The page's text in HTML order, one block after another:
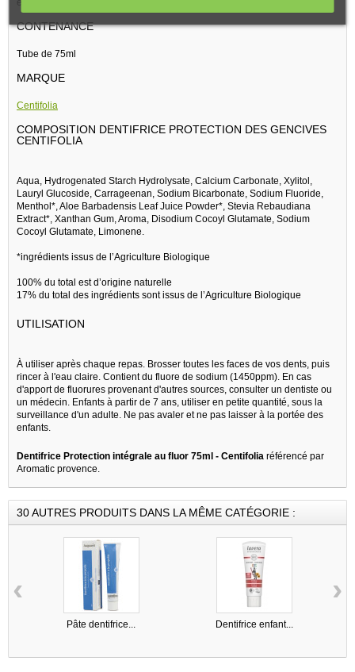
CONTENANCE
Tube de 75ml
MARQUE
Centifolia
COMPOSITION DENTIFRICE PROTECTION DES GENCIVES
CENTIFOLIA
Aqua, Hydrogenated Starch Hydrolysate, Calcium Carbonate, Xylitol,
Lauryl Glucoside, Carrageenan, Sodium Bicarbonate, Sodium Fluoride,
Menthol*, Aloe Barbadensis Leaf Juice Powder*, Stevia Rebaudiana
Extract*, Xanthan Gum, Aroma, Disodium Cocoyl Glutamate, Sodium
Cocoyl Glutamate, Limonene.
*ingrédients issus de l’Agriculture Biologique
100% du total est d’origine naturelle
17% du total des ingrédients sont issus de l’Agriculture Biologique
UTILISATION
À utiliser après chaque repas. Brosser toutes les faces de vos dents, puis
rincer à l'eau claire. Contient du fluore de sodium (1450ppm). En cas
d'apport de fluorures provenant d'autres sources, consulter un dentiste ou
un médecin. Enfants à partir de 7 ans, utiliser en petite quantité, sous la
surveillance d'un adulte. Ne pas avaler et ne pas laisser à la portée des
enfants.
Dentifrice Protection intégrale au fluor 75ml - Centifolia référencé par
Aromatic provence.
30 AUTRES PRODUITS DANS LA MÊME CATÉGORIE :
Pâte dentifrice... Dentifrice enfant...
‹ ›